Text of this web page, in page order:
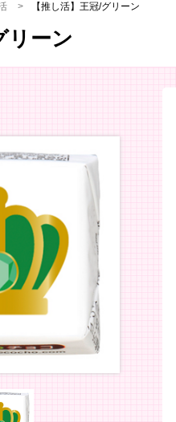
【推し活】王冠/グリーン
リーン